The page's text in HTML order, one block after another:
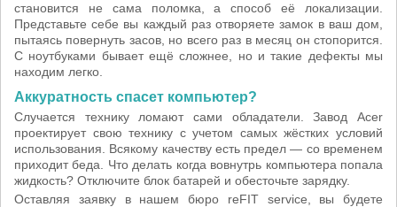
становится не сама поломка, а способ её локализации.
Представьте себе вы каждый раз отворяете замок в ваш дом,
пытаясь повернуть засов, но всего раз в месяц он стопорится.
С ноутбуками бывает ещё сложнее, но и такие дефекты мы
находим легко.
Аккуратность спасет компьютер?
Случается технику ломают сами обладатели. Завод Acer
проектирует свою технику с учетом самых жёстких условий
использования. Всякому качеству есть предел — со временем
приходит беда. Что делать когда вовнутрь компьютера попала
жидкость? Отключите блок батарей и обесточьте зарядку.
Оставляя заявку в нашем бюро reFIT service, вы будете